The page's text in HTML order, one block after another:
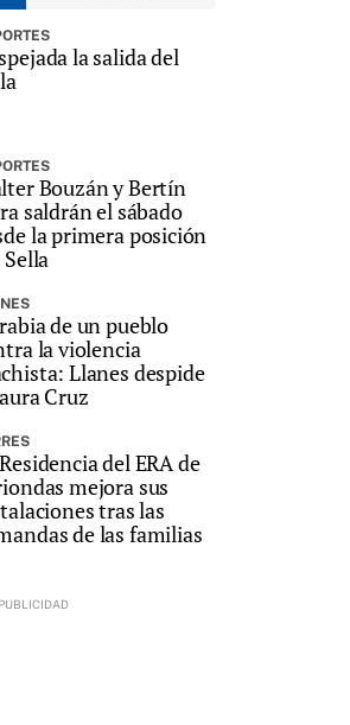
la salida del
Bouzán y Bertín
saldrán el sábado
la primera posición
de un pueblo
la violencia
Llanes despide
Cruz
del ERA de
mejora sus
tras las
de las familias